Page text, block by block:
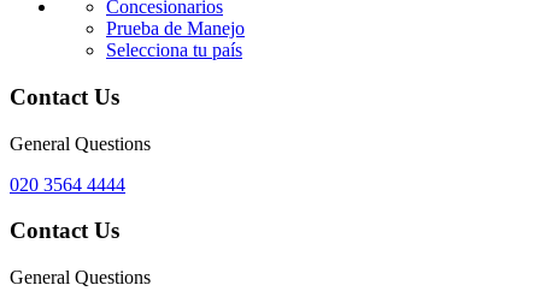
Concesionarios
Prueba de Manejo
Selecciona tu país
Contact Us
General Questions
020 3564 4444
Contact Us
General Questions